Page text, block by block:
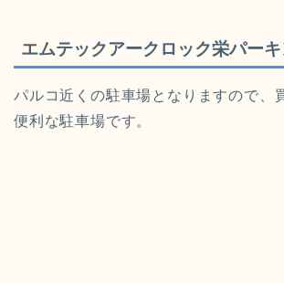
エムテックアークロック栄パー
パルコ近くの駐車場となりますので、
便利な駐車場です。